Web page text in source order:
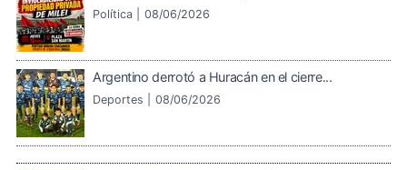
Política | 08/06/2026
Argentino derrotó a Huracán en el cierre...
Deportes | 08/06/2026